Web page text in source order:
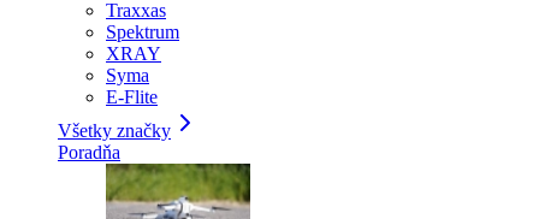
Traxxas
Spektrum
XRAY
Syma
E-Flite
Všetky značky
Poradňa